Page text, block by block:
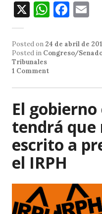
X W
at
s
p
p
F
c
e
o
o
k
ai
l
Posted on 24 de abril de
Posted in Congreso/
Tribunales
1 Comment
El
tendrá que
escrito a
el IRPH